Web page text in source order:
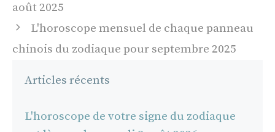
août 2025
L'horoscope mensuel de chaque panneau
chinois du zodiaque pour septembre 2025
Articles récents
L'horoscope de votre signe du zodiaque